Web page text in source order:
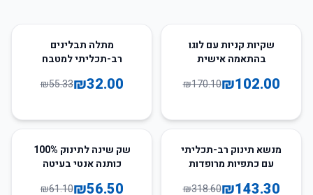
שקיות קניות עם לוגו
בהתאמה אישית
₪102.00
₪170.10
מתלה תבלינים
רב-תכליתי למטבח
₪32.00
₪55.33
55
מנשא תינוק רב-תכליתי
עם כתפיות מרופדות
₪143.30
₪318.60
8
שק שינה לתינוק 100%
כותנה אנטי בעיטה
₪56.50
₪61.10